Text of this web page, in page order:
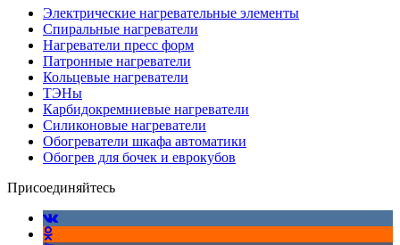
Электрические нагревательные элементы
Спиральные нагреватели
Нагреватели пресс форм
Патронные нагреватели
Кольцевые нагреватели
ТЭНы
Карбидокремниевые нагреватели
Силиконовые нагреватели
Обогреватели шкафа автоматики
Обогрев для бочек и еврокубов
Присоединяйтесь